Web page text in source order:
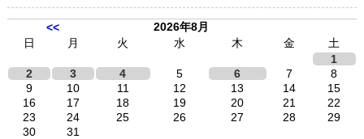
<<
2026年8月
日
月 火 水 木 金
土
1
2
3 4 5 6 7
8
9
10 11 12 13 14
15
16
17 18 19 20 21
22
23
24 25 26 27 28
29
30
31